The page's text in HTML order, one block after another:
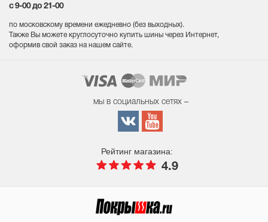
с 9-00 до 21-00
по московскому времени ежедневно (без выходных).
Также Вы можете круглосуточно купить шины через Интернет,
оформив свой заказ на нашем сайте.
мы в социальных сетях –
Рейтинг магазина:
4.9